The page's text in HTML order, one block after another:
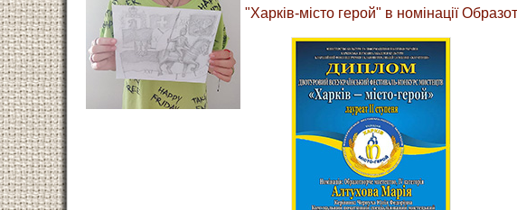
"Харків-місто герой" в номінації